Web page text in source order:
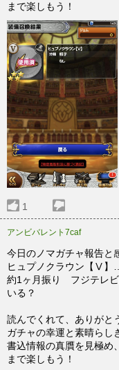
まで楽しもう！
1
アンビバレント7caf
今日のノマガチャ報告と
ヒュプノクラウン【Ⅴ
約1ヶ月振り フジテレ
いる？
読んでくれて、ありがと
ガチャの幸運と素晴らし
書込情報の真贋を見極め
まで楽しもう！